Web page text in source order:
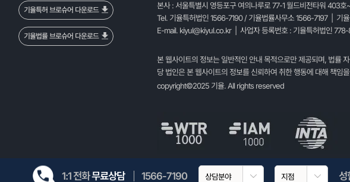
기율특허 브로슈어 다운로드
기율법률 브로슈어 다운로드
본사 : 서울특별시 영등포구 여의나루로 77-1 월드비전타워 403
Tel. 기율특허법인 1566-7190 / 기율법률사무소 1566-7197 |
E-mail. kiyul@kiyul.co.kr| 사업자 등록번호 : 기율특허법인
본 웹사이트의 정보는 일반적인 안내 목적으로만 제공되며, 법률
당 법인은 본 웹사이트의 정보를 신뢰하여 취한 행동에 대해 책임
copyright©2025 기율. All rights reserved
1:1 전화무료상담 1566-7190   성